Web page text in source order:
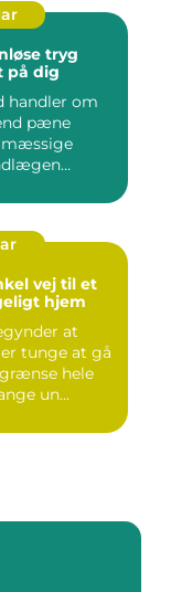
tryg
på dig
handler om
pæne
hjem
at
tunge at gå
hele
un...